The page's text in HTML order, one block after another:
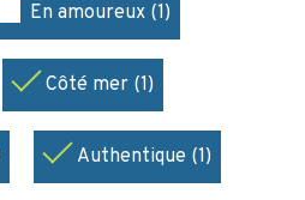
En amoureux (1)
Côté mer (1)
Authentique (1)